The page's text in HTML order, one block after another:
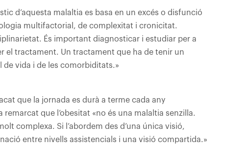
d’aquesta malaltia es basa en un excés o disfunció
multifactorial, de complexitat i cronicitat.
És important diagnosticar i estudiar per a
el tractament. Un tractament que ha de tenir un
de vida i de les comorbiditats.»
que la jornada es durà a terme cada any
que l’obesitat «no és una malaltia senzilla.
complexa. Si l’abordem des d’una única visió,
entre nivells assistencials i una visió compartida.»